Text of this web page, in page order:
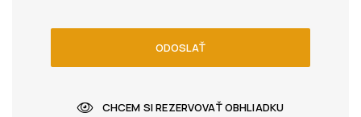
ODOSLAŤ
CHCEM SI REZERVOVAŤ OBHLIADKU